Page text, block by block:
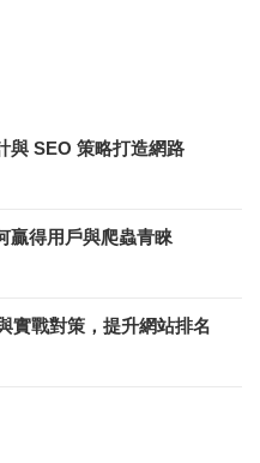
與 SEO 策略打造網路
贏得用戶與爬蟲青睞
實戰對策，提升網站排名